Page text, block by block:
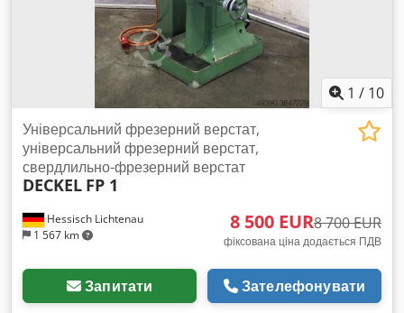
1 / 10
Hessisch Lichtenau
1 567 km
Універсальний фрезерний верстат,
універсальний фрезерний верстат,
свердлильно-фрезерний верстат
DECKEL FP 1
8 500 EUR8 700 EUR
фіксована ціна додається ПДВ
Запитати Зателефонувати